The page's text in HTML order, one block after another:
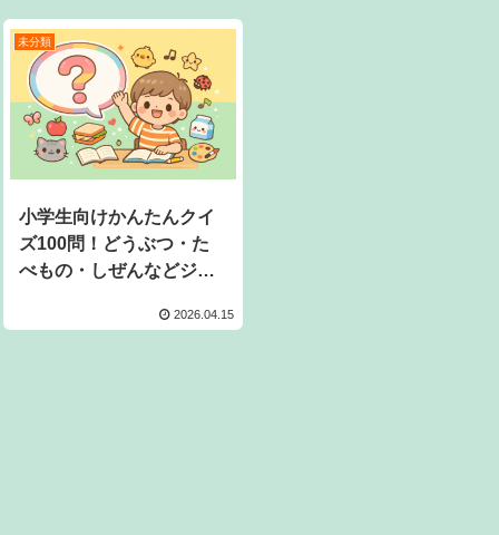
未分類
小学生向けかんたんクイ
ズ100問！どうぶつ・た
べもの・しぜんなどジャ
2026.04.15